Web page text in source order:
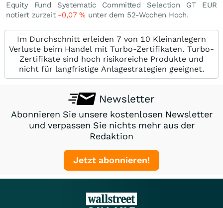
Equity Fund Systematic Committed Selection GT EUR
notiert zurzeit -0,07% unter dem 52-Wochen Hoch.
Im Durchschnitt erleiden 7 von 10 Kleinanlegern
Verluste beim Handel mit Turbo-Zertifikaten. Turbo-
Zertifikate sind hoch risikoreiche Produkte und
nicht für langfristige Anlagestrategien geeignet.
Newsletter
Abonnieren Sie unsere kostenlosen Newsletter
und verpassen Sie nichts mehr aus der
Redaktion
Jetzt abonnieren!